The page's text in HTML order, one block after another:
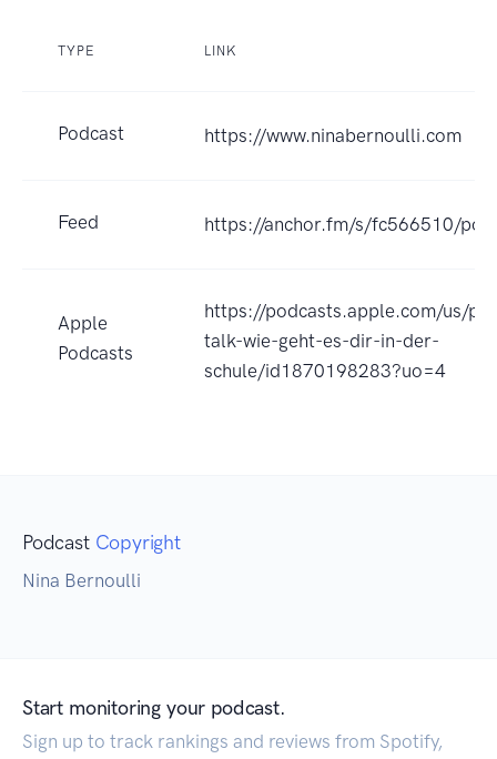
TYPE LINK
Podcast https://www.ninabernoulli.com
Feed https://anchor.fm/s/fc566510/
Apple
Podcasts
https://podcasts.apple.com/us/
talk-wie-geht-es-dir-in-der-
schule/id1870198283?uo=4
Podcast Copyright
Nina Bernoulli
Start monitoring your podcast.
Sign up to track rankings and reviews from Spotify,